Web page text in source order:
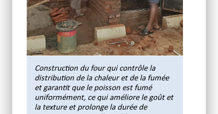
Construction du four qui contrôle la
distribution de la chaleur et de la fumée
et garantit que le poisson est fumé
uniformément, ce qui améliore le goût et
la texture et prolonge la durée de